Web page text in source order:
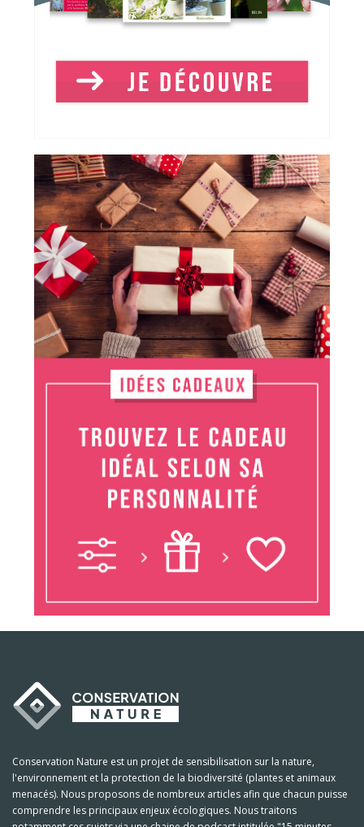
Conservation Nature est un projet de sensibilisation sur la nature,
l'environnement et la protection de la biodiversité (plantes et animaux
menacés). Nous proposons de nombreux articles afin que chacun puisse
comprendre les principaux enjeux écologiques. Nous traitons